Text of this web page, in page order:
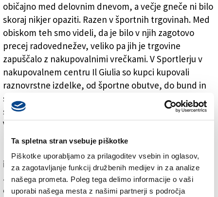
Ta spletna stran vsebuje piškotke
Piškotke uporabljamo za prilagoditev vsebin in oglasov,
za zagotavljanje funkcij družbenih medijev in za analize
našega prometa. Poleg tega delimo informacije o vaši
uporabi našega mesta z našimi partnerji s področja
običajno med delovnim dnevom, a večje gneče ni bilo
skoraj nikjer opaziti. Razen v športnih trgovinah. Med
obiskom teh smo videli, da je bilo v njih zagotovo
precej radovednežev, veliko pa jih je trgovine
zapuščalo z nakupovalnimi vrečkami. V Sportlerju v
nakupovalnem centru Il Giulia so kupci kupovali
raznovrstne izdelke, od športne obutve, do bund in
smučarskih hlač. Kar nekaj kupcev je pomerjalo
smučarske čevlje, ki so znižani tudi do 40 odstotkov.
Vrste za blagajnami so imeli v športni trgovini Cisalfa v
Ul. sv. Frančiška, kjer so obiskovalci kupovali
raznovrstne izdelke, od smučarskih nogavic, rokavic
in kap do majic in puloverjev iz flisa, od blagovnih
znamk, pri katerih je na razprodaji mogoče dobiti kos
oblačila za nekaj evrov, do vrhunskih in temu